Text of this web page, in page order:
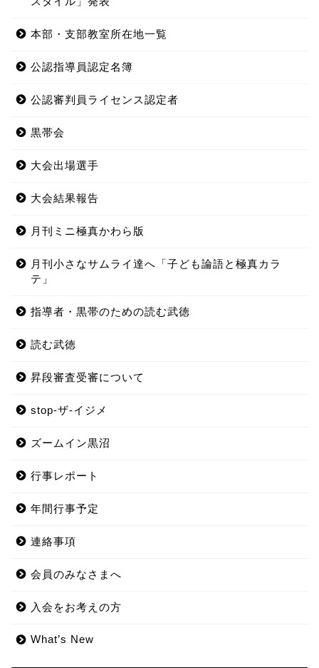
本部・支部教室所在地一覧
公認指導員認定名簿
公認審判員ライセンス認定者
黒帯会
大会出場選手
大会結果報告
月刊ミニ極真かわら版
月刊小さなサムライ達へ「子ども論語と極真カラ
テ」
指導者・黒帯のための読む武徳
読む武徳
昇段審査受審について
stop-ザ-イジメ
ズームイン黒沼
行事レポート
年間行事予定
連絡事項
会員のみなさまへ
入会をお考えの方
What’s New